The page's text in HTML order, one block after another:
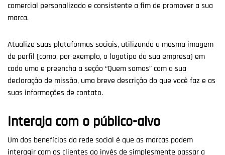
comercial personalizado e consistente a fim de promover a sua
marca.
Atualize suas plataformas sociais, utilizando a mesma imagem
de perfil (como, por exemplo, o logotipo da sua empresa) em
cada uma e preencha a seção “Quem somos” com a sua
declaração de missão, uma breve descrição do que você faz e as
suas informações de contato.
Interaja com o público-alvo
Um dos benefícios da rede social é que as marcas podem
interagir com os clientes ao invés de simplesmente passar a